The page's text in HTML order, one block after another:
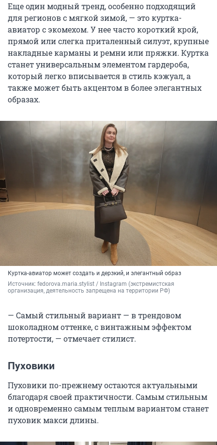
Еще один модный тренд, особенно подходящий
для регионов с мягкой зимой, — это куртка-
авиатор с экомехом. У нее часто короткий крой,
прямой или слегка приталенный силуэт, крупные
накладные карманы и ремни или пряжки. Куртка
станет универсальным элементом гардероба,
который легко вписывается в стиль кэжуал, а
также может быть акцентом в более элегантных
образах.
Куртка-авиатор может создать и дерзкий, и элегантный образ
Источник: fedorova.maria.stylist / Instagram (экстремистская
организация, деятельность запрещена на территории РФ)
— Самый стильный вариант — в трендовом
шоколадном оттенке, с винтажным эффектом
потертости, — отмечает стилист.
Пуховики
Пуховики по-прежнему остаются актуальными
благодаря своей практичности. Самым стильным
и одновременно самым теплым вариантом станет
пуховик макси длины.